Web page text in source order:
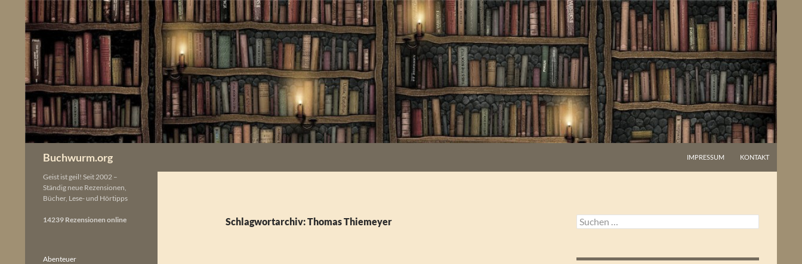
springen
Buchwurm.org IMPRESSUM KONTAKT
Schlagwortarchiv: Thomas Thiemeyer
Suchen
nach:
Geist ist geil! Seit 2002 –
Ständig neue Rezensionen,
Bücher, Lese- und Hörtipps
14239 Rezensionen online
Abenteuer